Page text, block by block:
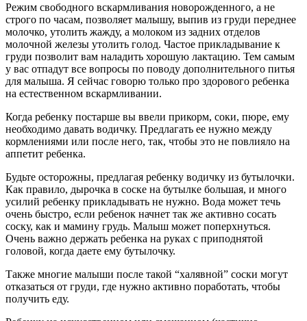
Режим свободного вскармливания новорожденного, а не
строго по часам, позволяет малышу, выпив из груди переднее
молочко, утолить жажду, а молоком из задних отделов
молочной железы утолить голод. Частое прикладывание к
груди позволит вам наладить хорошую лактацию. Тем самым
у вас отпадут все вопросы по поводу дополнительного питья
для малыша. Я сейчас говорю только про здорового ребенка
на естественном вскармливании.
Когда ребенку постарше вы ввели прикорм, соки, пюре, ему
необходимо давать водичку. Предлагать ее нужно между
кормлениями или после него, так, чтобы это не повлияло на
аппетит ребенка.
Будьте осторожны, предлагая ребенку водичку из бутылочки.
Как правило, дырочка в соске на бутылке большая, и много
усилий ребенку прикладывать не нужно. Вода может течь
очень быстро, если ребенок начнет так же активно сосать
соску, как и мамину грудь. Малыш может поперхнуться.
Очень важно держать ребенка на руках с приподнятой
головой, когда даете ему бутылочку.
Также многие малыши после такой “халявной” соски могут
отказаться от груди, где нужно активно поработать, чтобы
получить еду.